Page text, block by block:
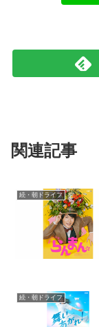
関連記事
続・朝ドライフ
続・朝ドライフ